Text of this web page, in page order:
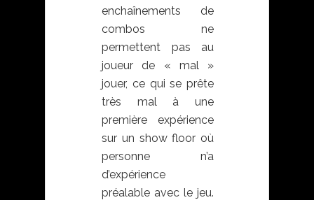
enchaînements de
combos ne
permettent pas au
joueur de « mal »
jouer, ce qui se prête
très mal à une
première expérience
sur un show floor où
personne n’a
d’expérience
préalable avec le jeu.